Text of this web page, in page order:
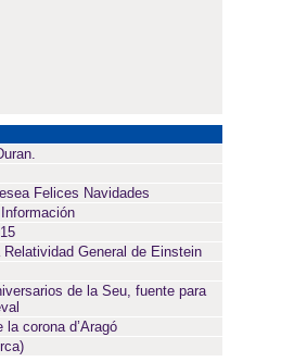
Felices Navidades
General de Einstein
de la Seu, fuente para
corona d’Aragó